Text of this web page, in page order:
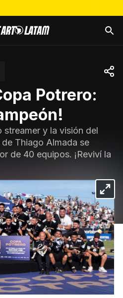
Potrero:
streamer y la visión del
Thiago Almada se
de 40 equipos. ¡Reviví la